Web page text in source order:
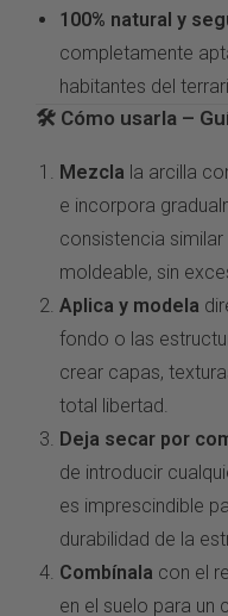
100% natural y
completamente
habitantes del
🛠️ Cómo usarla –
Mezcla la arcilla
e incorpora
consistencia similar
moldeable, sin
Aplica y modela
fondo o las
crear capas,
total libertad.
Deja secar por
de introducir
es imprescindible
durabilidad de la
Combínala con el
en el suelo para un